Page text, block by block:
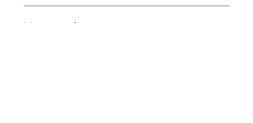
Keywords